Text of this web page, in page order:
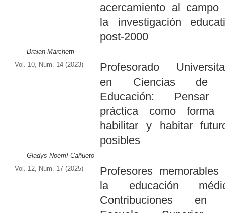
acercamiento al campo
la investigación
post-2000
Braian Marchetti
Vol. 10, Núm. 14 (2023)
Profesorado
en Ciencias de
Educación: Pensar
práctica como forma
habilitar y habitar
posibles
Gladys Noemí Cañueto
Vol. 12, Núm. 17 (2025)
Profesores memorables
la educación
Contribuciones en